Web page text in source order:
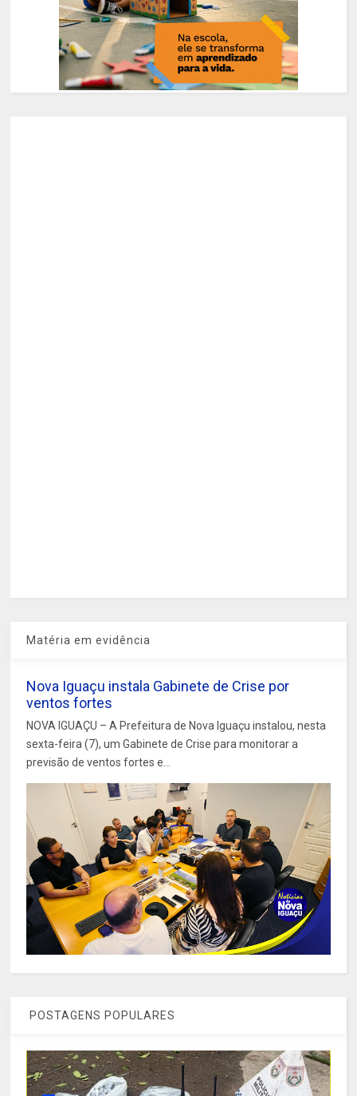
Matéria em evidência
Nova Iguaçu instala Gabinete de Crise por
ventos fortes
NOVA IGUAÇU – A Prefeitura de Nova Iguaçu instalou, nesta
sexta-feira (7), um Gabinete de Crise para monitorar a
previsão de ventos fortes e...
POSTAGENS POPULARES